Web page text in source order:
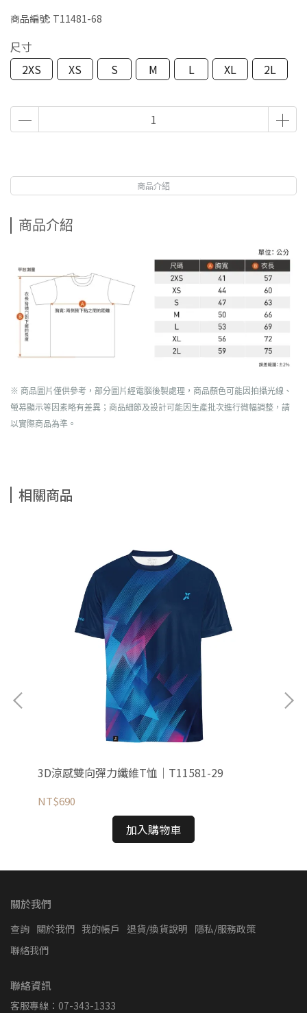
商品編號: T11481-68
尺寸
2XS
XS S M L XL 2L
商品介紹
商品介紹
※ 商品圖片僅供參考，部分圖片經電腦後製處理，商品顏色可能因拍攝光線、
螢幕顯示等因素略有差異；商品細節及設計可能因生產批次進行微幅調整，請
以實際商品為準。
相關商品
3D涼感雙向彈力纖維T恤｜T11581-29
NT$690
加入購物車
關於我們
查詢 關於我們 我的帳戶 退貨/換貨說明 隱私/服務政策
聯絡我們
聯絡資訊
客服專線：07-343-1333